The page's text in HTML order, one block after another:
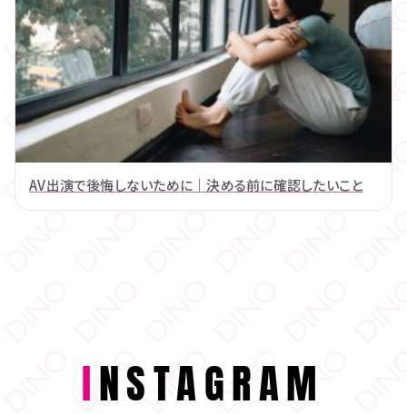
AV出演で後悔しないために｜決める前に確認したいこと
INSTAGRAM